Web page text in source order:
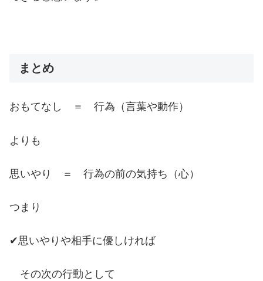
まとめ
おもてなし ＝ 行為（言葉や動作）
よりも
思いやり ＝ 行為の前の気持ち（心）
つまり
✔思いやりや相手に優しければ
その次の行動として